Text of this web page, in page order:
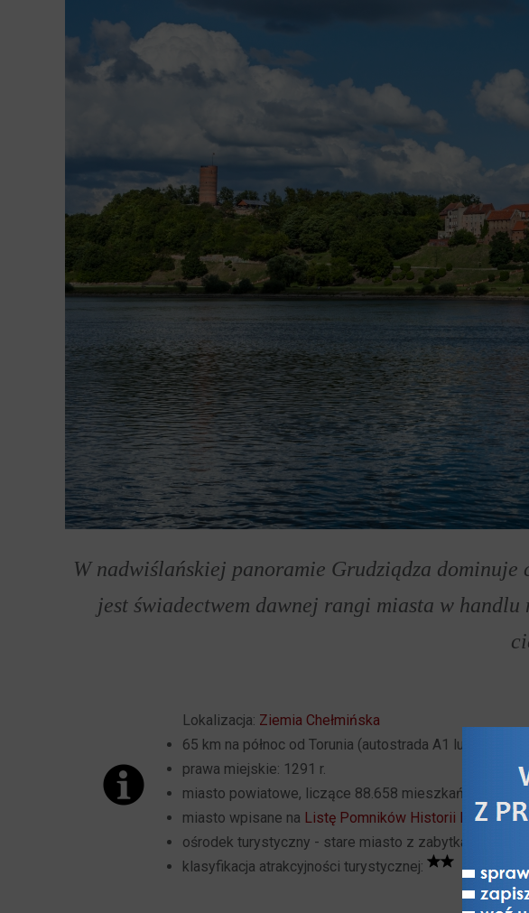
W nadwiślańskiej panoramie Grudziądza dominuje
jest świadectwem dawnej rangi miasta w
Lokalizacja: Ziemia Chełmińska
65 km na północ od Torunia (autostrada A1 lub droga
prawa miejskie: 1291 r.
miasto powiatowe, liczące 88.658 mieszkańców (31-
miasto wpisane na Listę Pomników Historii RP
ośrodek turystyczny - stare miasto z zabytkami i
klasyfikacja atrakcyjności turystycznej: